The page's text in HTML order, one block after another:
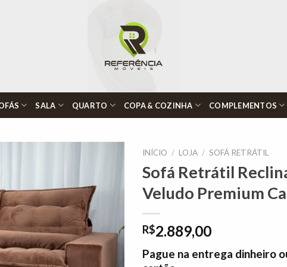
SALA QUARTO COPA & COZINHA COMPLEMENTOS
Adicionar
à lista de
desejos"
INÍCIO / LOJA / SOFÁ RETRÁTIL
Sofá Retrátil
Veludo Premium
R$2.889,00
Pague na entrega dinheiro